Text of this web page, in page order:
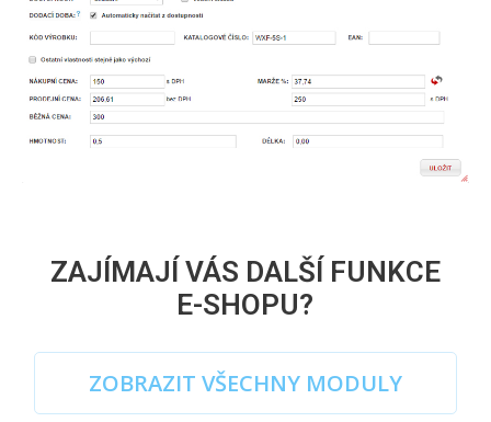
ZAJÍMAJÍ VÁS DALŠÍ FUNKCE
E-SHOPU?
ZOBRAZIT VŠECHNY MODULY